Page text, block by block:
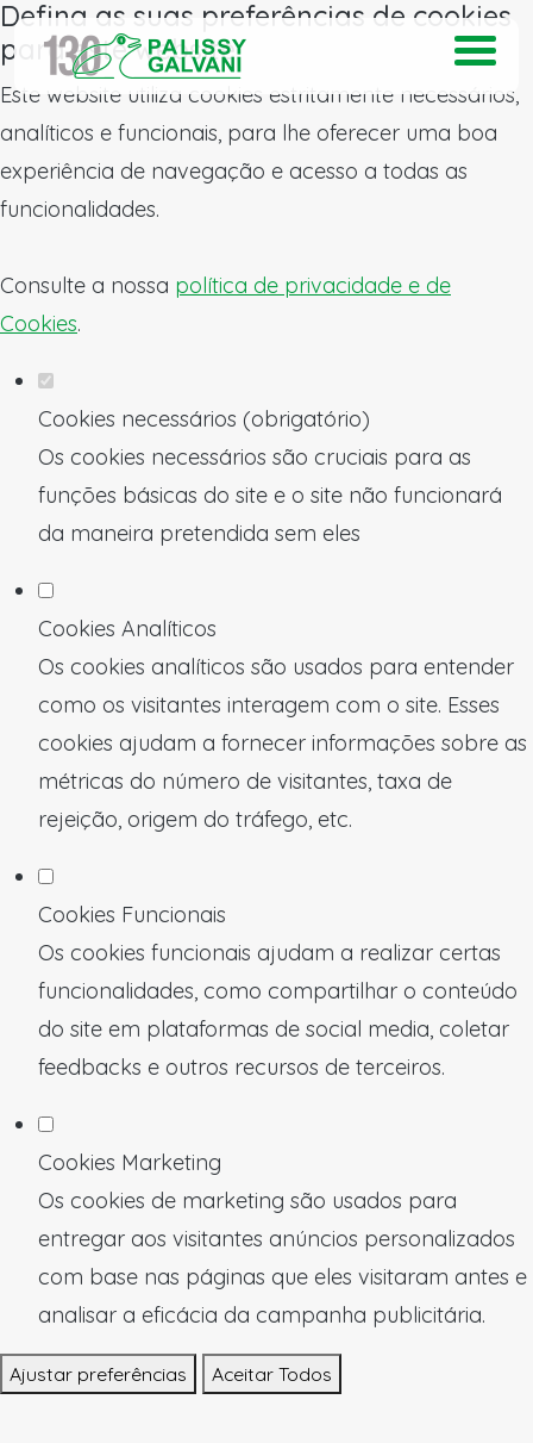
Defina as suas preferências de cookies
para este website.
Este website utiliza cookies estritamente necessários,
analíticos e funcionais, para lhe oferecer uma boa
experiência de navegação e acesso a todas as
funcionalidades.
Consulte a nossa política de privacidade e de
Cookies.
Cookies necessários (obrigatório)
Os cookies necessários são cruciais para as
funções básicas do site e o site não funcionará
da maneira pretendida sem eles
Cookies Analíticos
Os cookies analíticos são usados para entender
como os visitantes interagem com o site. Esses
cookies ajudam a fornecer informações sobre as
métricas do número de visitantes, taxa de
rejeição, origem do tráfego, etc.
Cookies Funcionais
Os cookies funcionais ajudam a realizar certas
funcionalidades, como compartilhar o conteúdo
do site em plataformas de social media, coletar
feedbacks e outros recursos de terceiros.
Cookies Marketing
Os cookies de marketing são usados para
entregar aos visitantes anúncios personalizados
com base nas páginas que eles visitaram antes e
analisar a eficácia da campanha publicitária.
Ajustar preferências Aceitar Todos